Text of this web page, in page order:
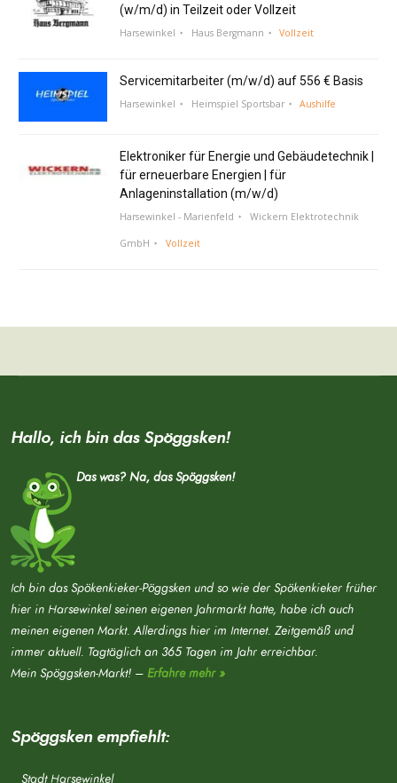
(w/m/d) in Teilzeit oder Vollzeit
Harsewinkel Haus Bergmann Vollzeit
Servicemitarbeiter (m/w/d) auf 556 € Basis
Harsewinkel Heimspiel Sportsbar Aushilfe
Elektroniker für Energie und Gebäudetechnik |
für erneuerbare Energien | für
Anlageninstallation (m/w/d)
Harsewinkel - Marienfeld Wickern Elektrotechnik
GmbH Vollzeit
Hallo, ich bin das Spöggsken!
Das was? Na, das Spöggsken!
Ich bin das Spökenkieker-Pöggsken und so wie der Spökenkieker früher
hier in Harsewinkel seinen eigenen Jahrmarkt hatte, habe ich auch
meinen eigenen Markt. Allerdings hier im Internet. Zeitgemäß und
immer aktuell. Tagtäglich an 365 Tagen im Jahr erreichbar.
Mein Spöggsken-Markt! – Erfahre mehr »
Spöggsken empfiehlt:
Stadt Harsewinkel